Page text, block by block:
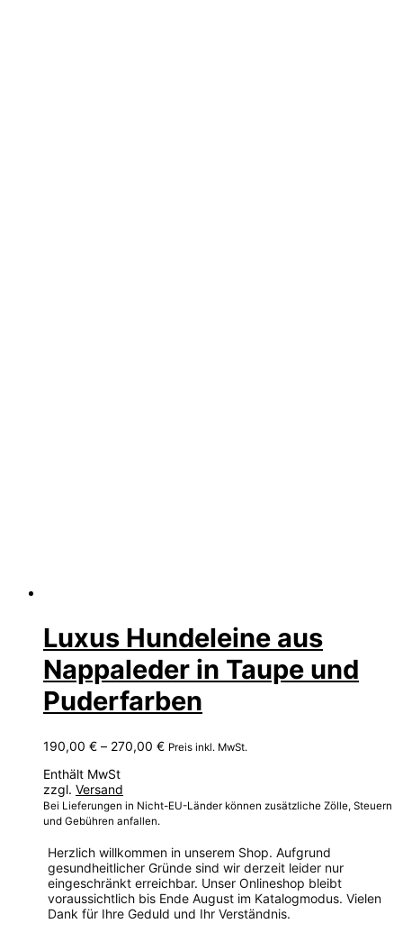
Luxus Hundeleine aus
Nappaleder in Taupe und
Puderfarben
190,00 € – 270,00 €Preisspanne:
Preis inkl. MwSt.
Enthält MwSt
zzgl. Versand
Bei Lieferungen in Nicht-EU-Länder können zusätzliche Zölle, Steuern
und Gebühren anfallen.
Herzlich willkommen in unserem Shop. Aufgrund
gesundheitlicher Gründe sind wir derzeit leider nur
eingeschränkt erreichbar. Unser Onlineshop bleibt
voraussichtlich bis Ende August im Katalogmodus. Vielen
Dank für Ihre Geduld und Ihr Verständnis.